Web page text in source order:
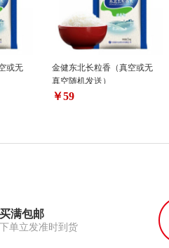
或无
金健东北长粒香（真空或无
真空随机发送）
￥59
买满包邮
下单立发准时到货